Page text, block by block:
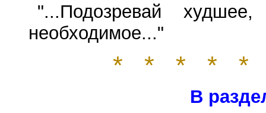
"...Подозревай
необходимое..."
* * * * *
В